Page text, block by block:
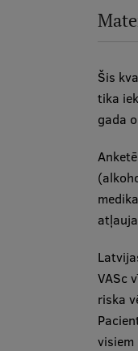
Šis
tika
gada
VASc
riska